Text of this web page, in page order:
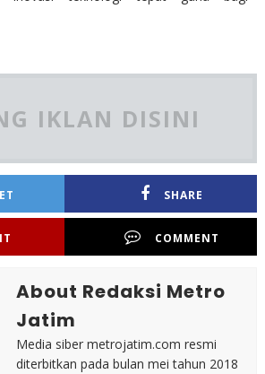
IKLAN DISINI
SHARE
COMMENT
About Redaksi Metro
Jatim
Media siber metrojatim.com resmi
diterbitkan pada bulan mei tahun 2018